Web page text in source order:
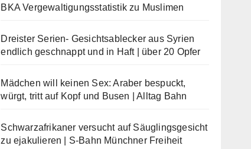
BKA Vergewaltigungsstatistik zu Muslimen
Dreister Serien- Gesichtsablecker aus Syrien
endlich geschnappt und in Haft | über 20 Opfer
Mädchen will keinen Sex: Araber bespuckt,
würgt, tritt auf Kopf und Busen | Alltag Bahn
Schwarzafrikaner versucht auf Säuglingsgesicht
zu ejakulieren | S-Bahn Münchner Freiheit